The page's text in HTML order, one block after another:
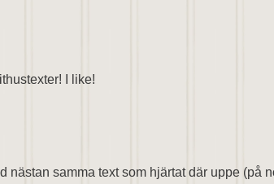
I like!
nästan samma text som hjärtat där uppe (på